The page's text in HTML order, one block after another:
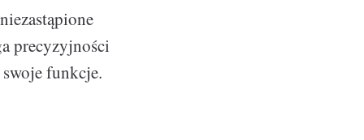
precyzyjności
funkcje.